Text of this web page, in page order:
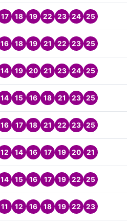
17 18 19 22 23 24 25
16 18 19 21 22 23 25
14 19 20 21 23 24 25
14 15 16 18 21 23 25
16 17 18 21 22 23 25
12 14 16 17 19 20 21
14 15 16 17 19 22 25
11 12 16 18 19 22 23